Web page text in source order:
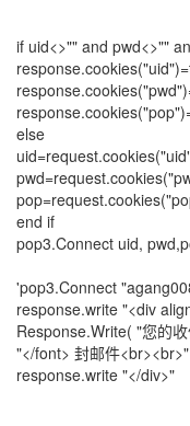
if uid<>"" and pwd<>""
else
end if
pop3.Connect uid,
'pop3.Connect
response.write "<div
Response.Write( "您的
"</font> 封邮件
response.write "</div>"